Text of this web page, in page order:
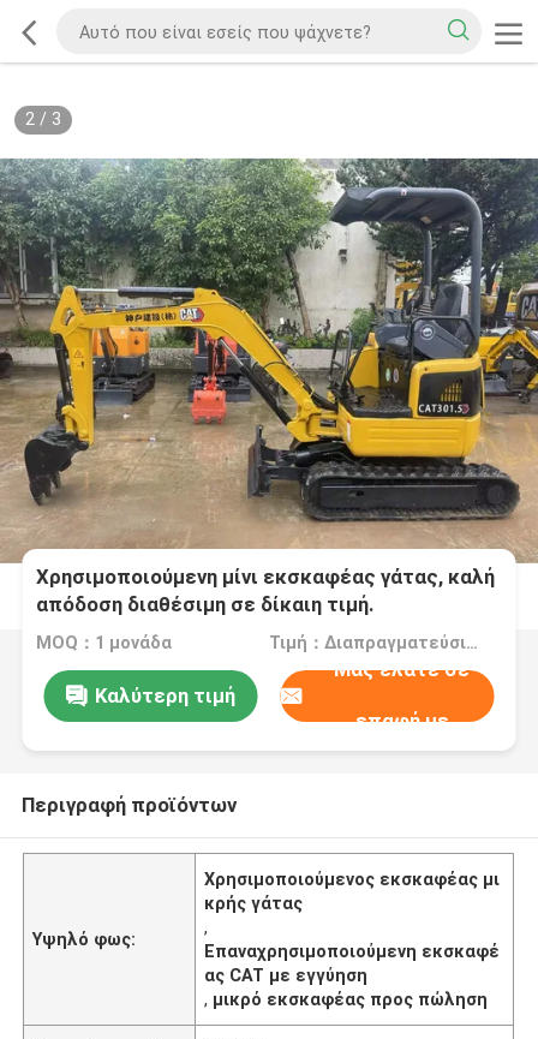
2/ 3
Χρησιμοποιούμενη μίνι εκσκαφέας γάτας, καλή
απόδοση διαθέσιμη σε δίκαιη τιμή.
MOQ：1 μονάδα Τιμή：Διαπραγματεύσιμος
Καλύτερη τιμή
Μας ελάτε σε
επαφή με
Περιγραφή προϊόντων
Υψηλό φως:
Χρησιμοποιούμενος εκσκαφέας μι
κρής γάτας
,
Επαναχρησιμοποιούμενη εκσκαφέ
ας CAT με εγγύηση
, μικρό εκσκαφέας προς πώληση